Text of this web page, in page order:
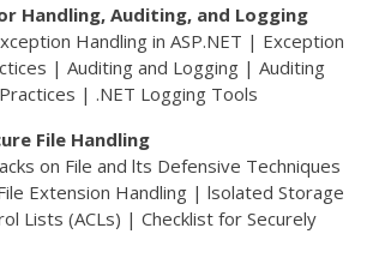
Handling, Auditing, and Logging
Handling in ASP.NET | Exception
| Auditing and Logging | Auditing
| .NET Logging Tools
File Handling
on File and lts Defensive Techniques
Extension Handling | lsolated Storage
Lists (ACLs) | Checklist for Securely